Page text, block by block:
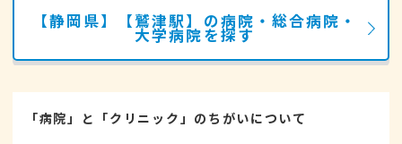
【静岡県】【鷲津駅】の病院・総合病院・
大学病院を探す
「病院」と「クリニック」のちがいについて